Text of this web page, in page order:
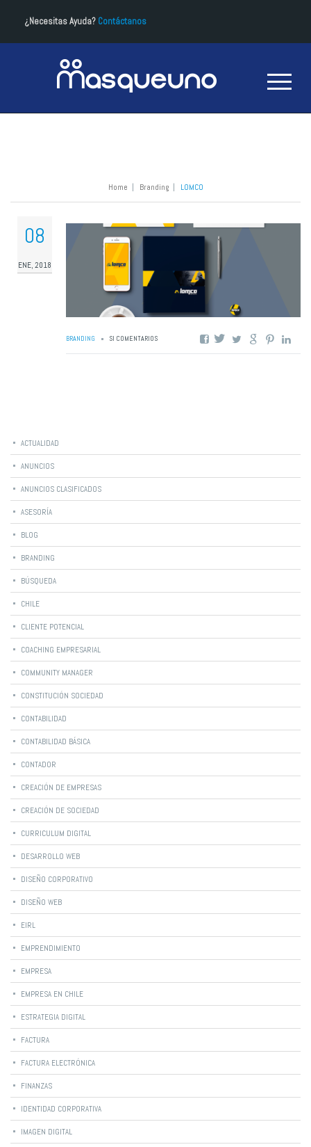
¿Necesitas Ayuda? Contáctanos
Home Branding LOMCO
08
ENE, 2018
BRANDING SI COMENTARIOS
ACTUALIDAD
ANUNCIOS
ANUNCIOS CLASIFICADOS
ASESORÍA
BLOG
BRANDING
BÚSQUEDA
CHILE
CLIENTE POTENCIAL
COACHING EMPRESARIAL
COMMUNITY MANAGER
CONSTITUCIÓN SOCIEDAD
CONTABILIDAD
CONTABILIDAD BÁSICA
CONTADOR
CREACIÓN DE EMPRESAS
CREACIÓN DE SOCIEDAD
CURRICULUM DIGITAL
DESARROLLO WEB
DISEÑO CORPORATIVO
DISEÑO WEB
EIRL
EMPRENDIMIENTO
EMPRESA
EMPRESA EN CHILE
ESTRATEGIA DIGITAL
FACTURA
FACTURA ELECTRÓNICA
FINANZAS
IDENTIDAD CORPORATIVA
IMAGEN DIGITAL